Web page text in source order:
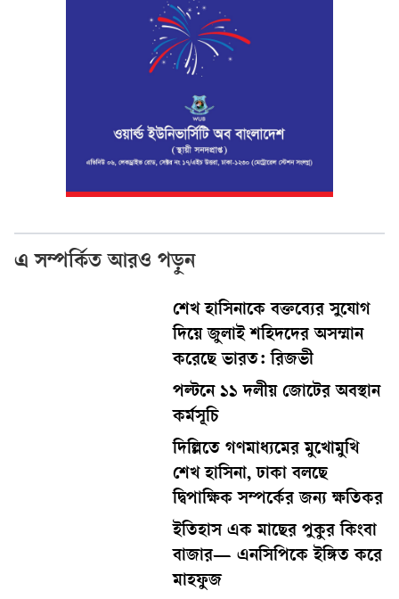
এ সম্পর্কিত আরও পড়ুন
শেখ হাসিনাকে বক্তব্যের সুযোগ
দিয়ে জুলাই শহিদদের অসম্মান
করেছে ভারত: রিজভী
পল্টনে ১১ দলীয় জোটের অবস্থান
কর্মসূচি
দিল্লিতে গণমাধ্যমের মুখোমুখি
শেখ হাসিনা, ঢাকা বলছে
দ্বিপাক্ষিক সম্পর্কের জন্য ক্ষতিকর
ইতিহাস এক মাছের পুকুর কিংবা
বাজার— এনসিপিকে ইঙ্গিত করে
মাহফুজ